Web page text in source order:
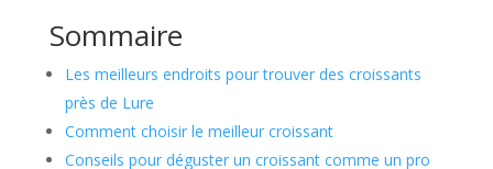
Sommaire
Les meilleurs endroits pour trouver des croissants
près de Lure
Comment choisir le meilleur croissant
Conseils pour déguster un croissant comme un pro